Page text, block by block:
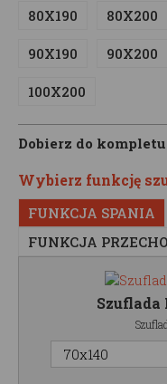
80X190 80X200
90X190 90X200
100X200
Dobierz do kompletu
Wybierz funkcję
FUNKCJA SPANIA
FUNKCJA
Szuflada